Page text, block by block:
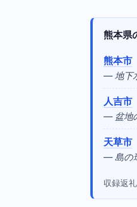
熊本県
熊本市
— 地下
人吉市
— 盆地
天草市
— 島の
収録返